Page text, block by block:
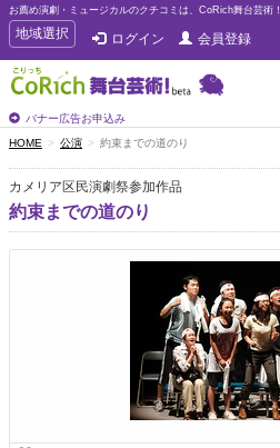
お薦め演劇・ミュージカルのクチコミは、CoRich舞台芸術！
T
o
g
g
e
n
a
v
i
g
地域選択 ログイン 会員登録
バナー広告お申込み
HOME 公演 約束までの道のり
カメリア区民演劇祭参加作品
約束までの道のり